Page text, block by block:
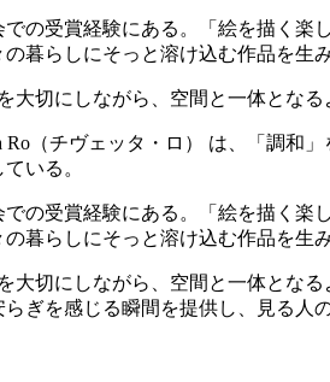
の受賞経験にある。「絵を描く
暮らしにそっと溶け込む作品を生
大切にしながら、空間と一体となる
（チヴェッタ・ロ） は、「調和
いる。
の受賞経験にある。「絵を描く
暮らしにそっと溶け込む作品を生
大切にしながら、空間と一体とな
ぎを感じる瞬間を提供し、見る人